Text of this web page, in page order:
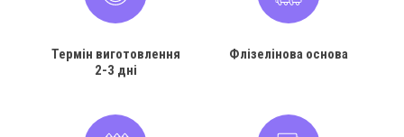
Термін виготовлення
2-3 дні
Флізелінова основа